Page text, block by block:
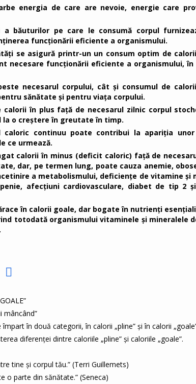
energia de care are nevoie, energie care
a băuturilor pe care le consumă corpul
funcționării eficiente a organismului.
se asigură printr-un un consum optim de
necesare funcționării eficiente a organismului,
necesarul corpului, cât și consumul de
sănătate și pentru viața corpului.
calorii în plus față de necesarul zilnic corpul
la o creștere în greutate în timp.
caloric continuu poate contribui la apariția
ce urmează.
calorii în minus (deficit caloric) față de
dar, pe termen lung, poate cauza anemie,
a metabolismului, deficiențe de vitamine și
afecțiuni cardiovasculare, diabet de tip 2
în calorii goale, dar bogate în nutrienți
totodată organismului vitaminele și mineralele
mâncând”
în două categorii, în calorii „pline” și în calorii
diferenței dintre caloriile „pline” și caloriile „goale”.
tine şi corpul tău.” (Terri Guillemets)
o parte din sănătate.” (Seneca)